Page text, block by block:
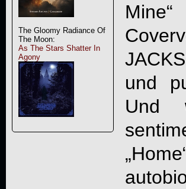
The Gloomy Radiance Of
The Moon:
As The Stars Shatter In
Agony
und
Und